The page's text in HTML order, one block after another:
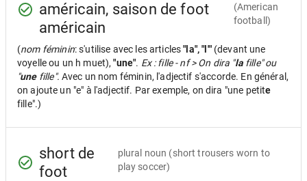
américain, saison de foot
américain
(American
football)
(nom féminin: s'utilise avec les articles"la", "l'" (devant une
voyelle ou un h muet),"une". Ex : fille - nf > On dira "lafille" ou
"unefille". Avec un nom féminin, l'adjectif s'accorde. En général,
on ajoute un "e" à l'adjectif. Par exemple, on dira "une petite
fille".)
short de
foot
plural noun (short trousers worn to
play soccer)